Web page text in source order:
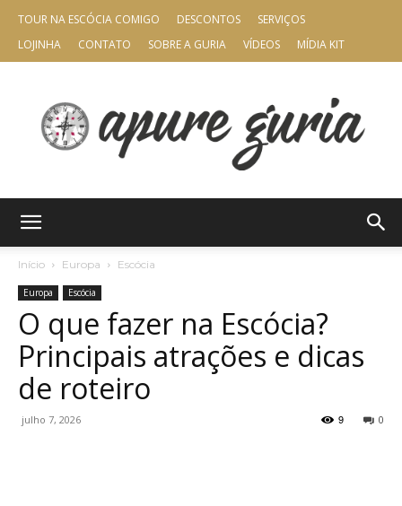
TOUR NA ESCÓCIA COMIGO DESCONTOS
SERVIÇOS
LOJINHA
CONTATO SOBRE A GURIA VÍDEOS MÍDIA KIT
Guria
Início Europa Escócia
Europa Escócia
O que fazer na Escócia?
Principais atrações e dicas
de roteiro
julho 7, 2026 0
9